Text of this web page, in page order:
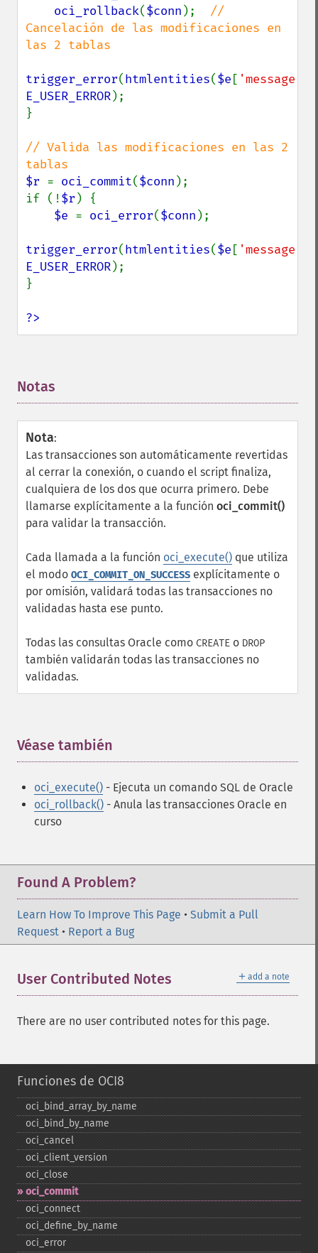
oci_rollback($conn ); //
Cancelación de las modificaciones en
las 2 tablas
trigger_error(htmlentities($e [ 'message'
E_USER_ERROR);
}
// Valida las modificaciones en las 2
$r = oci_commit($conn );
if (!$r ) {
$e = oci_error($conn );
trigger_error(htmlentities($e [ 'message'
E_USER_ERROR);
}
?>
Notas
Nota:
Las transacciones son automáticamente revertidas
al cerrar la conexión, o cuando el script finaliza,
cualquiera de los dos que ocurra primero. Debe
llamarse explícitamente a la función oci_commit()
para validar la transacción.
Cada llamada a la función oci_execute() que utiliza
el modo OCI_COMMIT_ON_SUCCESS explícitamente o
por omisión, validará todas las transacciones no
validadas hasta ese punto.
Todas las consultas Oracle como CREATE o DROP
también validarán todas las transacciones no
validadas.
Véase también
oci_execute() - Ejecuta un comando SQL de Oracle
oci_rollback() - Anula las transacciones Oracle en
curso
Found A Problem?
Learn How To Improve This Page • Submit a Pull
Request • Report a Bug
＋ add a note
User Contributed Notes
There are no user contributed notes for this page.
Funciones de OCI8
oci_​bind_​array_​by_​name
oci_​bind_​by_​name
oci_​cancel
oci_​client_​version
oci_​close
oci_​commit
oci_​connect
oci_​define_​by_​name
oci_​error